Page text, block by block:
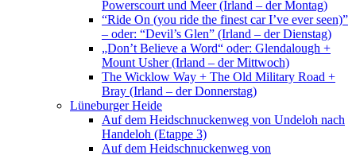
Powerscourt und Meer (Irland – der Montag)
“Ride On (you ride the finest car I’ve ever seen)”
– oder: “Devil’s Glen” (Irland – der Dienstag)
„Don’t Believe a Word“ oder: Glendalough +
Mount Usher (Irland – der Mittwoch)
The Wicklow Way + The Old Military Road +
Bray (Irland – der Donnerstag)
Lüneburger Heide
Auf dem Heidschnuckenweg von Undeloh nach
Handeloh (Etappe 3)
Auf dem Heidschnuckenweg von